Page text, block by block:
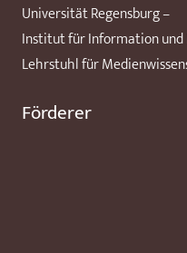
Universität Regensburg –
Institut für Information und
Lehrstuhl für
Förderer